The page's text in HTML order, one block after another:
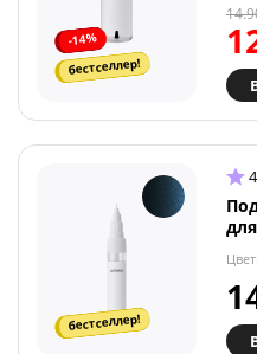
-14%
бестселлер!
бестселлер!
Цвет: